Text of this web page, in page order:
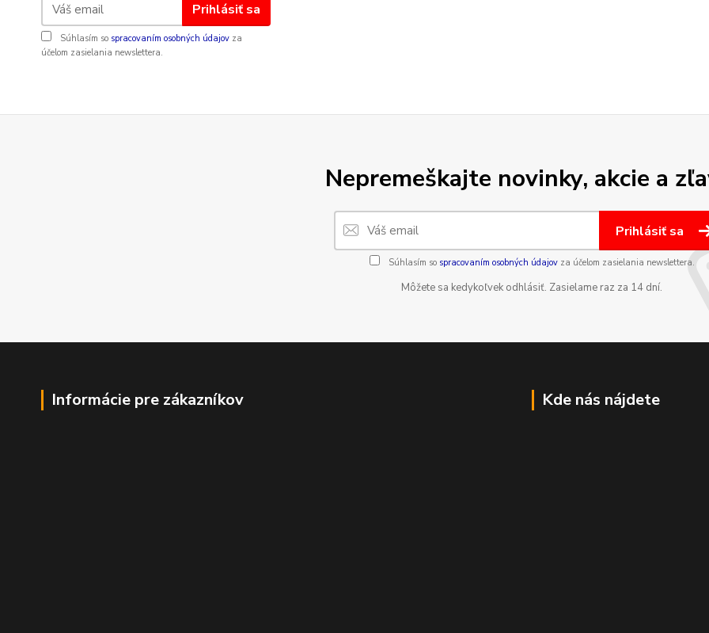
Prihlásiť sa
Súhlasím so spracovaním osobných údajov za
účelom zasielania newslettera.
Nepremeškajte novinky, akcie a
Prihlásiť sa
Súhlasím so spracovaním osobných údajovza účelom zasielania newslettera.
Môžete sa kedykoľvek odhlásiť. Zasielame raz za 14 dní.
Informácie pre zákazníkov Kde nás nájdete